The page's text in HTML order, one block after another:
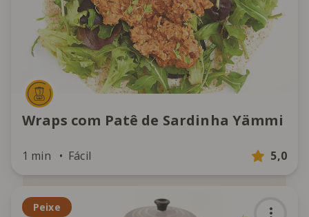
Wraps com Patê de Sardinha Yämmi
1 min Fácil 5,0
Peixe